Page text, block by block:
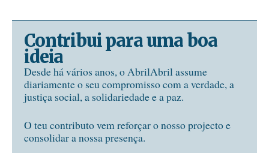
Contribui para uma boa
ideia
Desde há vários anos, o AbrilAbril assume
diariamente o seu compromisso com a verdade, a
justiça social, a solidariedade e a paz.
O teu contributo vem reforçar o nosso projecto e
consolidar a nossa presença.